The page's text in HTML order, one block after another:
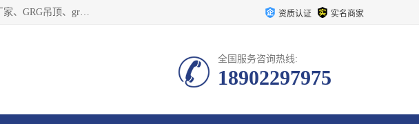
广东饰纪上品建材科技有限公司，主营grg材料、UHPC板、grc构件、uhpc幕墙板、grg厂家、grc厂家、uhpc厂家、GRG吊顶、grg石膏板、grg构件、外墙grc线条、grg造型、grg材料定制，uhpc高性能混凝土，uhpc构件，uhpc镂空挂板，grg材料生产厂家，广东grg厂家，广东grc厂家，联系方式*，2万平厂房，如果您对我公司的产品服务感兴趣，请联系我们。 资质认证 实名商家
全国服务咨询热线:
18902297975